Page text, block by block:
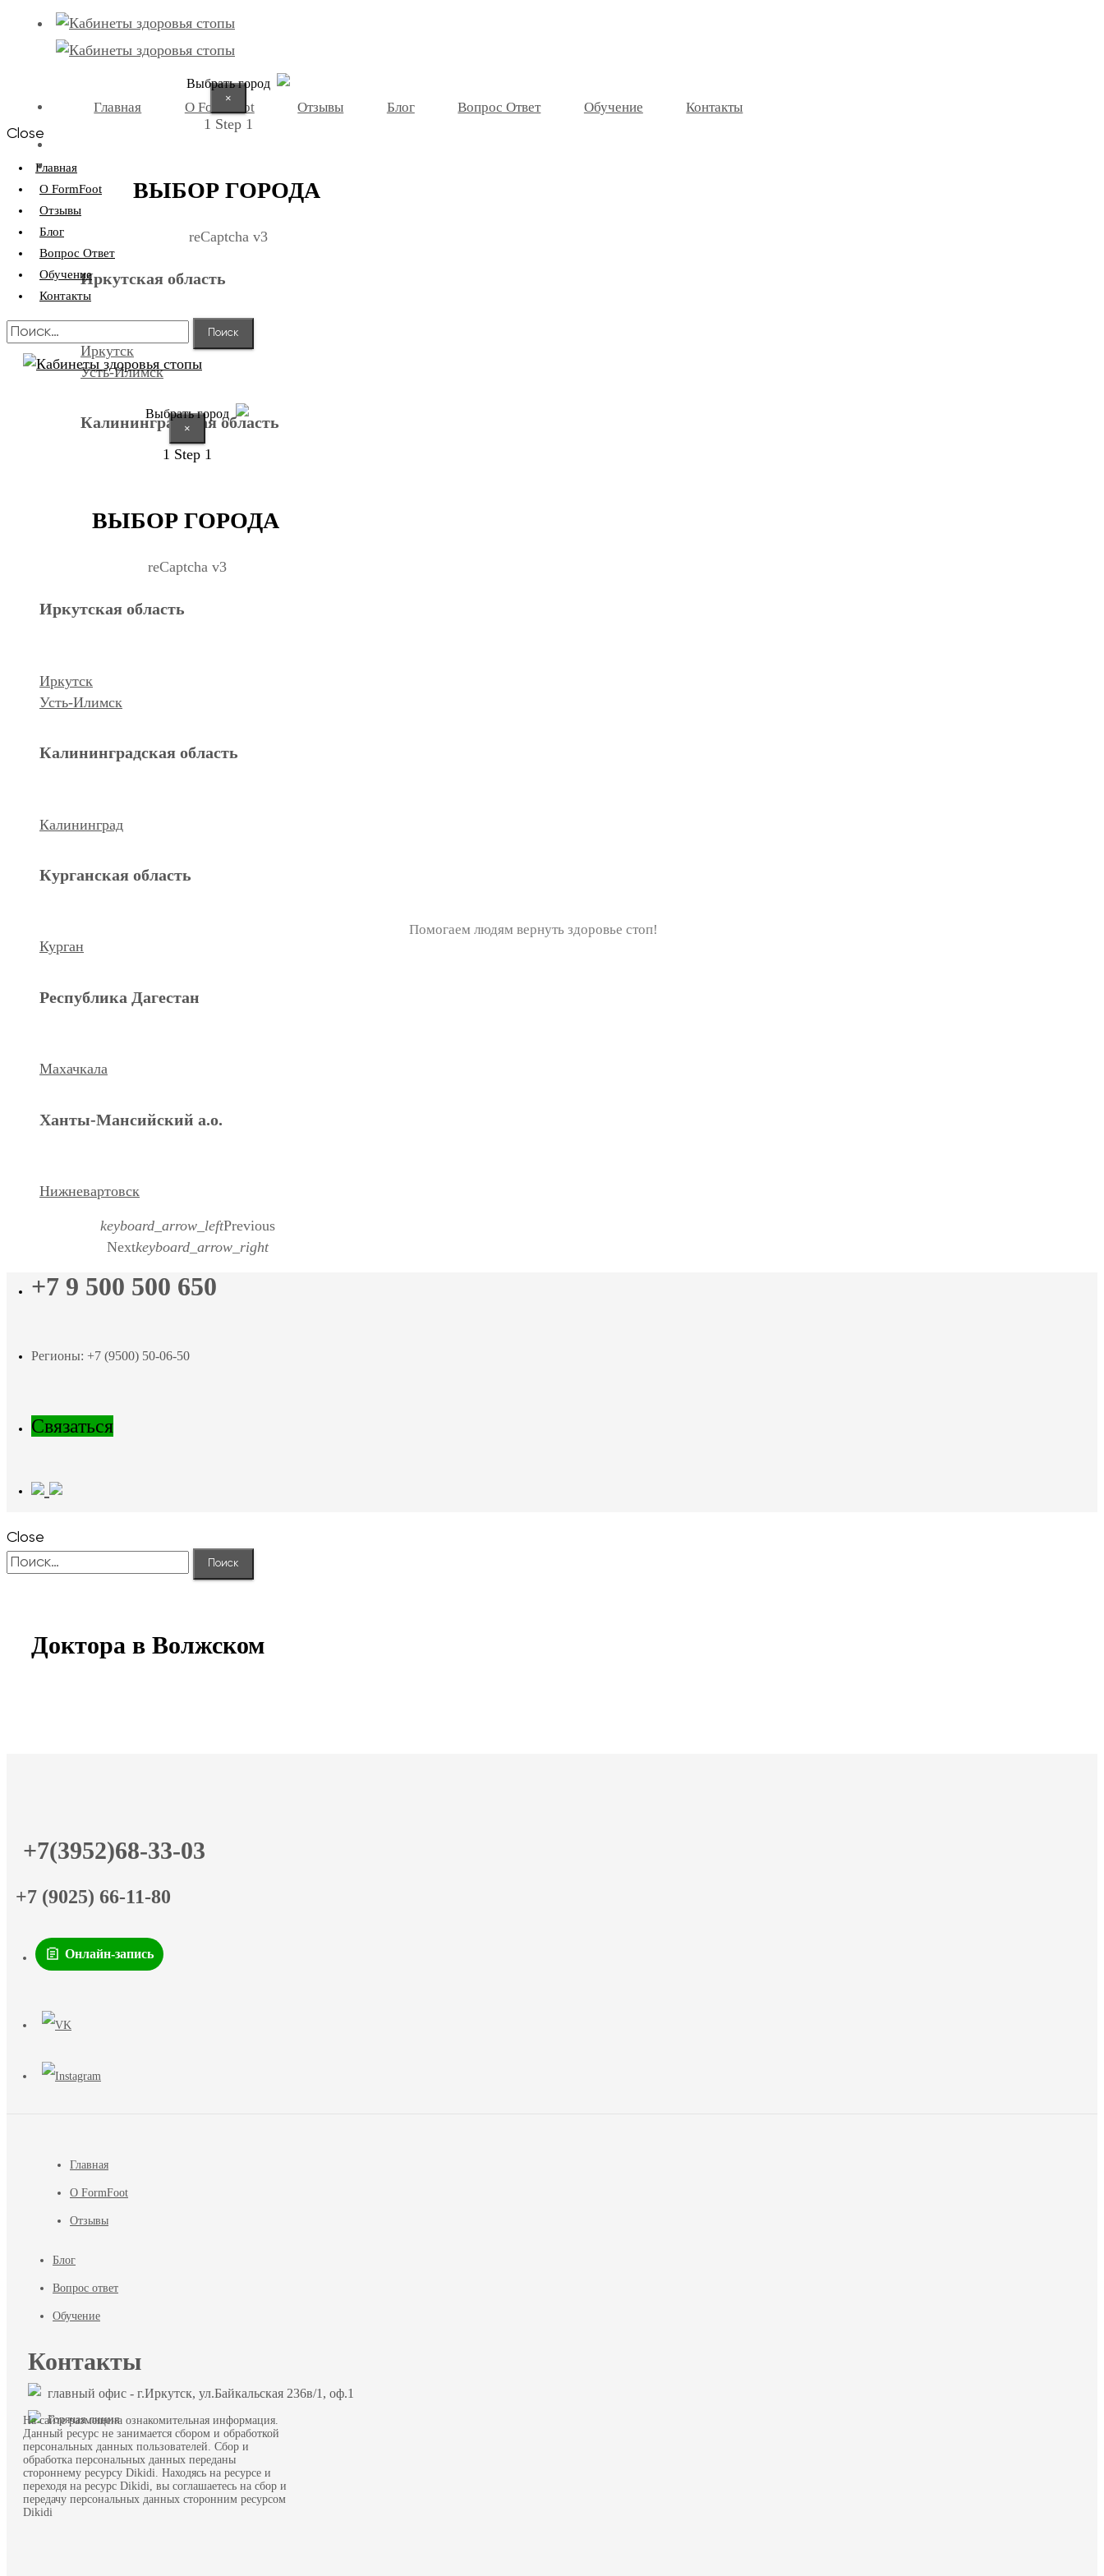
Выбрать город
×
1 Step 1
ВЫБОР ГОРОДА
reCaptcha v3
Иркутская область
Иркутск
Усть-Илимск
Калининградская область
Курган
Помогаем людям вернуть здоровье стоп!
Главная О FormFoot Отзывы Блог Вопрос Ответ Обучение Контакты
Close
Главная
О FormFoot
Отзывы
Блог
Вопрос Ответ
Обучение
Контакты
Найти:
Выбрать город
×
1 Step 1
ВЫБОР ГОРОДА
reCaptcha v3
Иркутская область
Иркутск
Усть-Илимск
Калининградская область
Калининград
Курганская область
Курган
Республика Дагестан
Махачкала
Ханты-Мансийский а.о.
Нижневартовск
keyboard_arrow_leftPrevious
Nextkeyboard_arrow_right
+7 9 500 500 650
Регионы: +7 (9500) 50-06-50
Связаться
Close
Найти:
Доктора в Волжском
+7(3952)68-33-03
+7 (9025) 66-11-80
Онлайн-запись
Главная
О FormFoot
Отзывы
Блог
Вопрос ответ
Обучение
Контакты
главный офис - г.Иркутск, ул.Байкальская 236в/1, оф.1
Горячая линия
На сайте размещена ознакомительная информация.
Данный ресурс не занимается сбором и обработкой
персональных данных пользователей. Сбор и
обработка персональных данных переданы
стороннему ресурсу Dikidi. Находясь на ресурсе и
переходя на ресурс Dikidi, вы соглашаетесь на сбор и
передачу персональных данных сторонним ресурсом
Dikidi